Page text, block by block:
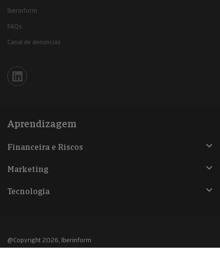
Iberinform
FAQs
Canal de denúncias
Iberinform en Linkedin
Aprendizagem
Financeira e Riscos
Marketing
Tecnologia
@Copyright 2026, Iberinform